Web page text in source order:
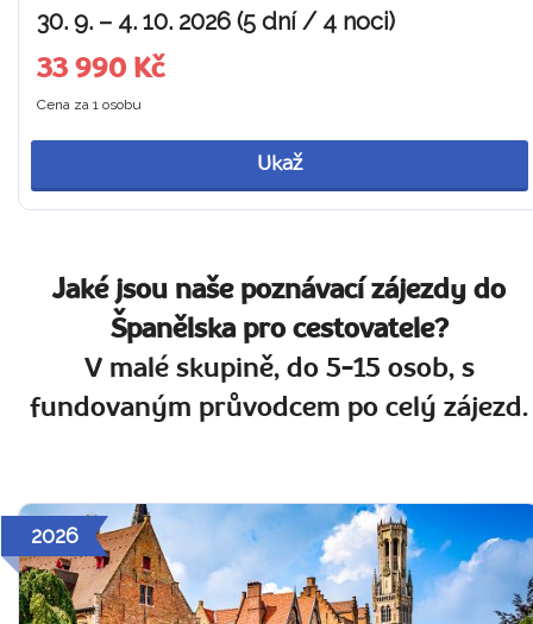
30. 9. – 4. 10. 2026 (5 dní / 4 noci)
33 990 Kč
Cena za 1 osobu
Ukaž
Jaké jsou naše poznávací zájezdy do
Španělska pro cestovatele?
V malé skupině, do 5-15 osob, s
fundovaným průvodcem po celý zájezd.
2026